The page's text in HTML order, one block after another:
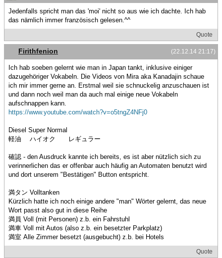
Jedenfalls spricht man das 'moi' nicht so aus wie ich dachte. Ich hab
das nämlich immer französisch gelesen.^^
Quote
(22.12.14 21:17)
Firithfenion
Ich hab soeben gelernt wie man in Japan tankt, inklusive einiger
dazugehöriger Vokabeln. Die Videos von Mira aka Kanadajin schaue
ich mir immer gerne an. Erstmal weil sie schnuckelig anzuschauen ist
und dann noch weil man da auch mal einige neue Vokabeln
aufschnappen kann.
https://www.youtube.com/watch?v=o5tngZ4NFj0
Diesel Super Normal
軽油 ハイオク レギュラー
確認 - den Ausdruck kannte ich bereits, es ist aber nützlich sich zu
verinnerlichen das er offenbar auch häufig an Automaten benutzt wird
und dort unserem "Bestätigen" Button entspricht.
満タン Volltanken
Kürzlich hatte ich noch einige andere "man" Wörter gelernt, das neue
Wort passt also gut in diese Reihe
満員 Voll (mit Personen) z.b. ein Fahrstuhl
満車 Voll mit Autos (also z.b. ein besetzter Parkplatz)
満室 Alle Zimmer besetzt (ausgebucht) z.b. bei Hotels
Quote